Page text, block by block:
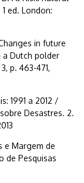
ed. London:
Changes in future
Dutch polder
p. 463-471,
1991 a 2012 /
Desastres. 2.
e Margem de
de Pesquisas